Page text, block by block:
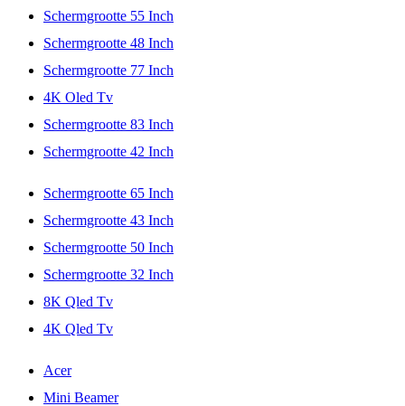
Schermgrootte 55 Inch
Schermgrootte 48 Inch
Schermgrootte 77 Inch
4K Oled Tv
Schermgrootte 83 Inch
Schermgrootte 42 Inch
Schermgrootte 65 Inch
Schermgrootte 43 Inch
Schermgrootte 50 Inch
Schermgrootte 32 Inch
8K Qled Tv
4K Qled Tv
Acer
Mini Beamer